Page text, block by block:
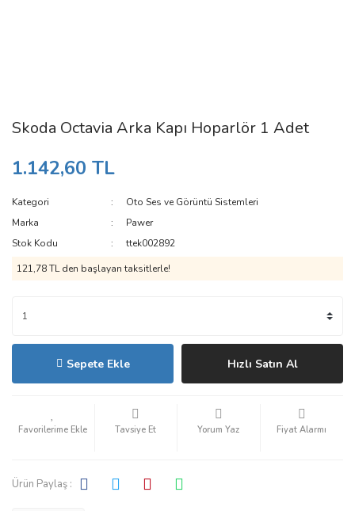
Skoda Octavia Arka Kapı Hoparlör 1 Adet
1.142,60 TL
Kategori
Oto Ses ve Görüntü Sistemleri
Marka
Pawer
Stok Kodu
ttek002892
121,78 TL den başlayan taksitlerle!
Sepete Ekle Hızlı Satın Al
Tavsiye Et Yorum Yaz Fiyat Alarmı
Ürün Paylaş :